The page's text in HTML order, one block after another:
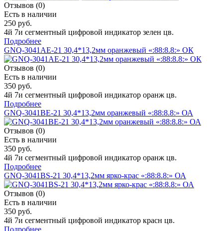
Отзывов (0)
Есть в наличии
250 руб.
4й 7и сегментный цифровой индикатор зелен цв.
Подробнее
GNQ-3041AE-21 30,4*13,2мм оранжевый «:88:8.8:» ОК
Отзывов (0)
Есть в наличии
350 руб.
4й 7и сегментный цифровой индикатор оранж цв.
Подробнее
GNQ-3041BE-21 30,4*13,2мм оранжевый «:88:8.8:» ОА
Отзывов (0)
Есть в наличии
350 руб.
4й 7и сегментный цифровой индикатор оранж цв.
Подробнее
GNQ-3041BS-21 30,4*13,2мм ярко-крас «:88:8.8:» ОА
Отзывов (0)
Есть в наличии
350 руб.
4й 7и сегментный цифровой индикатор красн цв.
Подробнее